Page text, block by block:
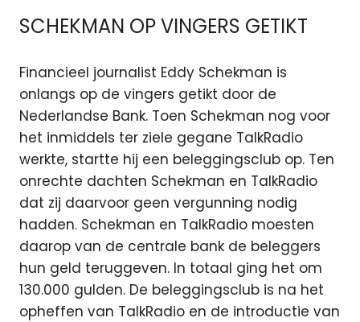
SCHEKMAN OP VINGERS GETIKT
Financieel journalist Eddy Schekman is
onlangs op de vingers getikt door de
Nederlandse Bank. Toen Schekman nog voor
het inmiddels ter ziele gegane TalkRadio
werkte, startte hij een beleggingsclub op. Ten
onrechte dachten Schekman en TalkRadio
dat zij daarvoor geen vergunning nodig
hadden. Schekman en TalkRadio moesten
daarop van de centrale bank de beleggers
hun geld teruggeven. In totaal ging het om
130.000 gulden. De beleggingsclub is na het
opheffen van TalkRadio en de introductie van